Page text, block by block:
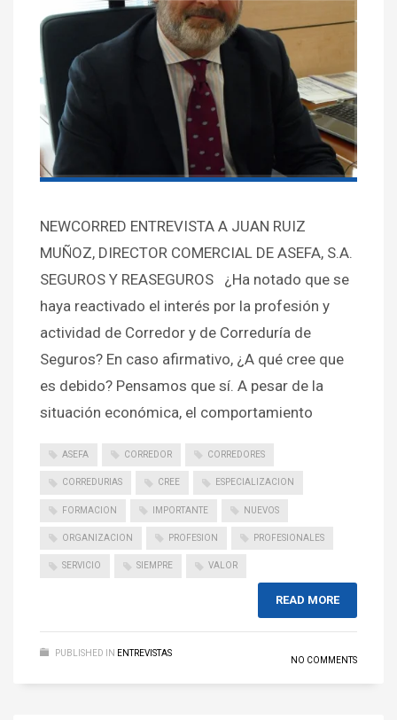
NEWCORRED ENTREVISTA A JUAN RUIZ
MUÑOZ, DIRECTOR COMERCIAL DE ASEFA, S.A.
SEGUROS Y REASEGUROS ¿Ha notado que se
haya reactivado el interés por la profesión y
actividad de Corredor y de Correduría de
Seguros? En caso afirmativo, ¿A qué cree que
es debido? Pensamos que sí. A pesar de la
situación económica, el comportamiento
ASEFA CORREDOR CORREDORES
CORREDURIAS CREE ESPECIALIZACION
FORMACION IMPORTANTE NUEVOS
ORGANIZACION PROFESION PROFESIONALES
SERVICIO SIEMPRE VALOR
READ MORE
PUBLISHED IN ENTREVISTAS
NO COMMENTS